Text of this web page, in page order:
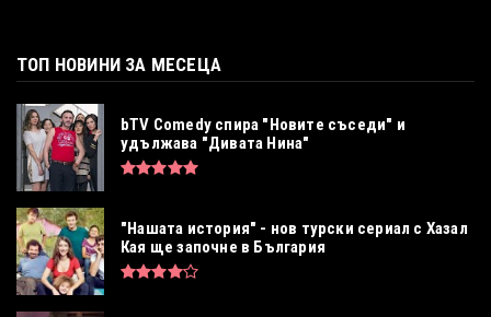
ТОП НОВИНИ ЗА МЕСЕЦА
bTV Comedy спира "Новите съседи" и
удължава "Дивата Нина"
"Нашата история" - нов турски сериал с Хазал
Кая ще започне в България